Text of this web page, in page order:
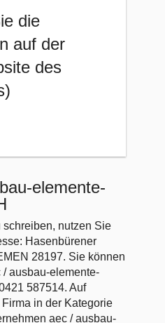
die
auf der
des
elemente-
nutzen Sie
Hasenbürener
28197. Sie können
ausbau-elemente-
587514. Auf
in der Kategorie
aec / ausbau-